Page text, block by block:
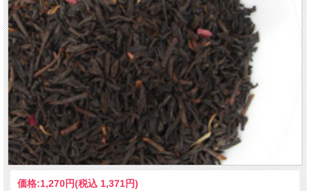
価格:1,270円(税込 1,371円)